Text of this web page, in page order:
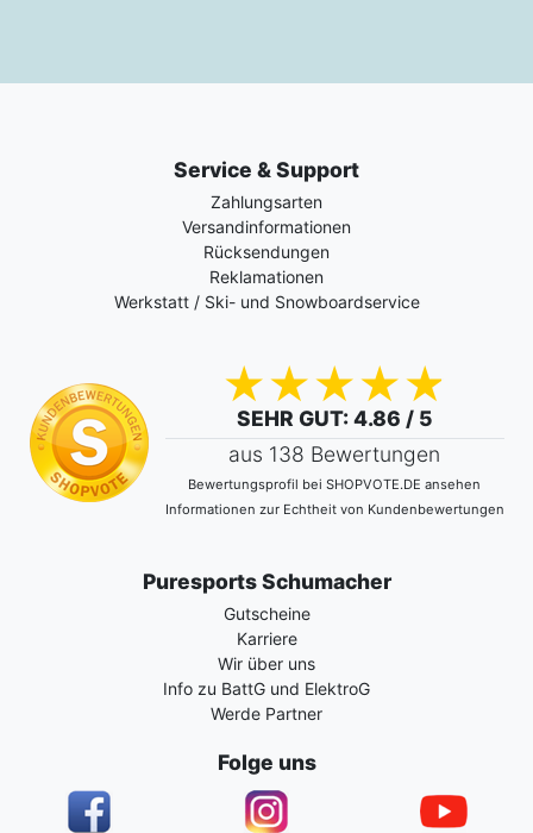
Service & Support
Zahlungsarten
Versandinformationen
Rücksendungen
Reklamationen
Werkstatt / Ski- und Snowboardservice
SEHR GUT: 4.86 / 5
aus 138 Bewertungen
Bewertungsprofil bei SHOPVOTE.DE ansehen
Informationen zur Echtheit von Kundenbewertungen
Puresports Schumacher
Gutscheine
Karriere
Wir über uns
Info zu BattG und ElektroG
Werde Partner
Folge uns